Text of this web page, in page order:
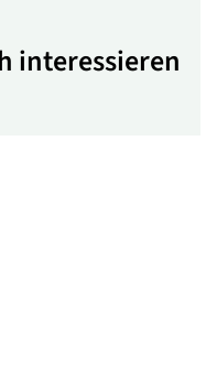
interessieren